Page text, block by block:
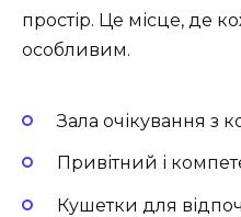
простір. Це місце, де
особливим.
Зала очікування з
Привітний і
Кушетки для